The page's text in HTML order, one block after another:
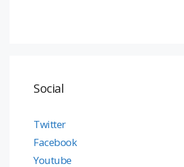
Social
Twitter
Facebook
Youtube